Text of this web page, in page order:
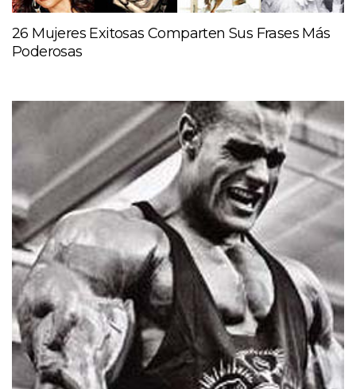
26 Mujeres Exitosas Comparten Sus Frases Más
Poderosas